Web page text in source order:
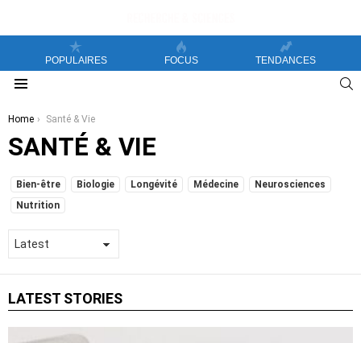
POPULAIRES FOCUS TENDANCES
You are here:
Home Santé & Vie
SANTÉ & VIE
SUBTERMS
Bien-être Biologie Longévité Médecine
Neurosciences
Nutrition
LATEST STORIES